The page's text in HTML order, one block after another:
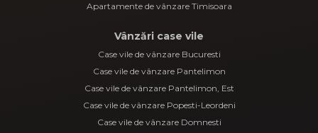
Apartamente de vânzare Timisoara
Vânzări case vile
Case vile de vânzare Bucuresti
Case vile de vânzare Pantelimon
Case vile de vânzare Pantelimon, Est
Case vile de vânzare Popesti-Leordeni
Case vile de vânzare Domnesti